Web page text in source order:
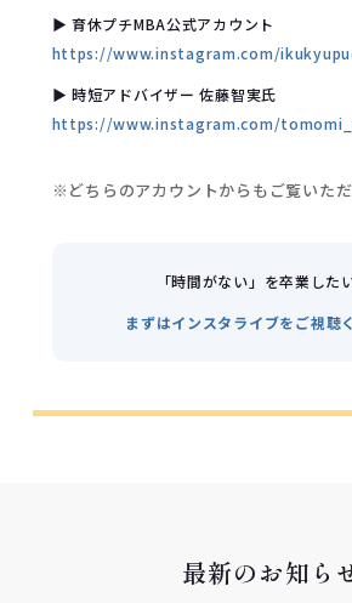
▶ 育休プチMBA公式アカウント
https://www.instagram.com/
▶ 時短アドバイザー 佐藤智実氏
https://www.instagram.com/
※どちらのアカウントからもご覧いた
「時間がない」を卒業した
まずはインスタライブをご視聴
最新のお知ら